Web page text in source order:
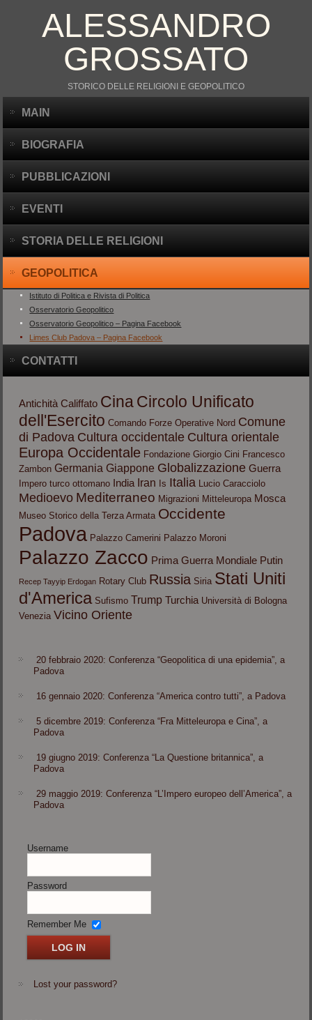
ALESSANDRO
GROSSATO
STORICO DELLE RELIGIONI E GEOPOLITICO
MAIN
BIOGRAFIA
PUBBLICAZIONI
EVENTI
STORIA DELLE RELIGIONI
GEOPOLITICA
Istituto di Politica e Rivista di Politica
Osservatorio Geopolitico
Osservatorio Geopolitico – Pagina Facebook
Limes Club Padova – Pagina Facebook
CONTATTI
Antichità Califfato CinaCircolo Unificato
dell'Esercito Comando Forze Operative Nord Comune
di Padova Cultura occidentale Cultura orientale
Europa Occidentale Fondazione Giorgio Cini Francesco
Zambon Germania Giappone Globalizzazione Guerra
Impero turco ottomano India Iran Is Italia Lucio Caracciolo
Medioevo Mediterraneo Migrazioni Mitteleuropa Mosca
Museo Storico della Terza Armata Occidente
Padova Palazzo Camerini Palazzo Moroni
Palazzo Zacco Prima Guerra Mondiale Putin
Recep Tayyip Erdogan Rotary Club Russia Siria Stati Uniti
d'America Sufismo Trump Turchia Università di Bologna
Venezia Vicino Oriente
20 febbraio 2020: Conferenza “Geopolitica di una epidemia”, a
Padova
16 gennaio 2020: Conferenza “America contro tutti”, a Padova
5 dicembre 2019: Conferenza “Fra Mitteleuropa e Cina”, a
Padova
19 giugno 2019: Conferenza “La Questione britannica”, a
Padova
29 maggio 2019: Conferenza “L’Impero europeo dell’America”, a
Padova
Username
Password
Remember Me
Lost your password?